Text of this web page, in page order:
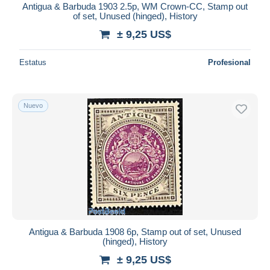
Antigua & Barbuda 1903 2.5p, WM Crown-CC, Stamp out
of set, Unused (hinged), History
± 9,25 US$
Estatus Profesional
Nuevo
Antigua & Barbuda 1908 6p, Stamp out of set, Unused
(hinged), History
± 9,25 US$